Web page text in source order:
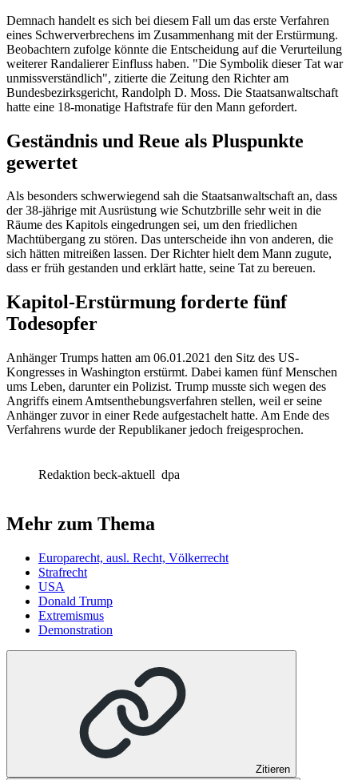
Demnach handelt es sich bei diesem Fall um das erste Verfahren
eines Schwerverbrechens im Zusammenhang mit der Erstürmung.
Beobachtern zufolge könnte die Entscheidung auf die Verurteilung
weiterer Randalierer Einfluss haben. "Die Symbolik dieser Tat war
unmissverständlich", zitierte die Zeitung den Richter am
Bundesbezirksgericht, Randolph D. Moss. Die Staatsanwaltschaft
hatte eine 18-monatige Haftstrafe für den Mann gefordert.
Geständnis und Reue als Pluspunkte
gewertet
Als besonders schwerwiegend sah die Staatsanwaltschaft an, dass
der 38-jährige mit Ausrüstung wie Schutzbrille sehr weit in die
Räume des Kapitols eingedrungen sei, um den friedlichen
Machtübergang zu stören. Das unterscheide ihn von anderen, die
sich hätten mitreißen lassen. Der Richter hielt dem Mann zugute,
dass er früh gestanden und erklärt hatte, seine Tat zu bereuen.
Kapitol-Erstürmung forderte fünf
Todesopfer
Anhänger Trumps hatten am 06.01.2021 den Sitz des US-
Kongresses in Washington erstürmt. Dabei kamen fünf Menschen
ums Leben, darunter ein Polizist. Trump musste sich wegen des
Angriffs einem Amtsenthebungsverfahren stellen, weil er seine
Anhänger zuvor in einer Rede aufgestachelt hatte. Am Ende des
Verfahrens wurde der Republikaner jedoch freigesprochen.
Redaktion beck-aktuell dpa
Mehr zum Thema
Europarecht, ausl. Recht, Völkerrecht
Strafrecht
USA
Donald Trump
Extremismus
Demonstration
Zitieren